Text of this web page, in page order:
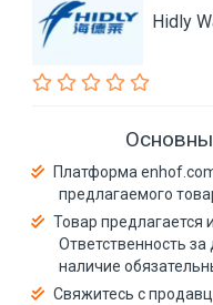
Hidly
Платформа
предлагаемого
Товар предлагается
Ответственность
наличие
Свяжитесь с